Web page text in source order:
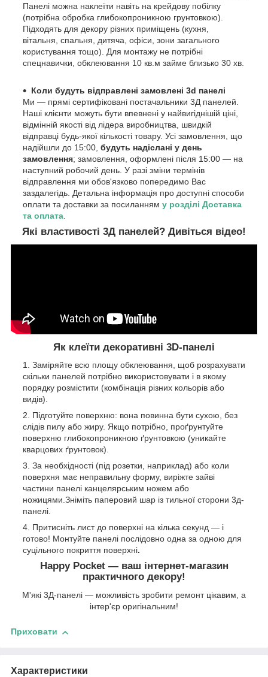
Панелі можна наклеїти навіть на крейдову побілку
(потрібна обробка глибокопроникною грунтовкою).
Підходять для декору різних приміщень (кухня,
вітальня, спальня, дитяча, офіси, зони загального
користування тощо). Для монтажу не потрібні
спецнавички, обклеювання 10 кв.м займе близько 30 хв.
Коли будуть відправлені замовлені 3d панелі
Ми — прямі сертифіковані постачальники 3Д панелей.
Наші клієнти можуть бути впевнені у найвигіднішій ціні,
відмінній якості від лідера виробництва, швидкій
відправці будь-якої кількості товару. Усі замовлення, що
надійшли до 15:00, будуть надіслані у день
замовлення; замовлення, оформлені після 15:00 — на
наступний робочий день. У разі зміни термінів
відправлення ми обов'язково попередимо Вас
заздалегідь. Детальна інформація про доступні способи
оплати та доставки за посиланням у розділі Доставка
та оплата
Які властивості 3Д панелей? Дивіться відео!
Як клеїти декоративні 3D-панелі
Заміряйте всю площу обклеювання, щоб розрахувати
скільки панелей потрібно використовувати і в якому
порядку розмістити (комбінація різних кольорів або
видів).
Підготуйте поверхню: вона повинна бути сухою, без
слідів пилу або жиру. Якщо потрібно, проґрунтуйте
поверхню глибокопроникною ґрунтовкою (уникайте
кварцових ґрунтовок).
За необхідності (під розетки, наприклад) або коли
поверхня має неправильну форму, виріжте зайві
частини панелі канцелярським ножем або
ножицями.Зніміть паперовий шар із тильної сторони 3д-
панелі.
Притисніть лист до поверхні на кілька секунд — і
готово! Монтуйте панелі послідовно одна за одною для
суцільного покриття поверхні.
Happy Pocket — ваш інтернет-магазин
практичного декору!
М'які 3Д-панелі — можливість зробити ремонт цікавим, а
інтер'єр оригінальним!
Приховати
Характеристики